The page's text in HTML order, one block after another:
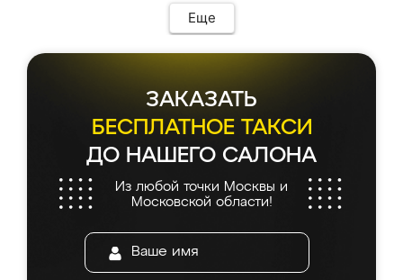
Еще
ЗАКАЗАТЬ
БЕСПЛАТНОЕ ТАКСИ
ДО НАШЕГО САЛОНА
Из любой точки Москвы и
Московской области!